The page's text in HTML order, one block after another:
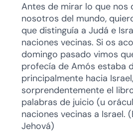
Antes de mirar lo que nos
nosotros del mundo,
que distinguía a Judá e
naciones vecinas. Si os
domingo pasado vimos
profecía de Amós estaba
principalmente hacia Israel,
sorprendentemente el
palabras de juicio (u
naciones vecinas a Israel.
Jehová)